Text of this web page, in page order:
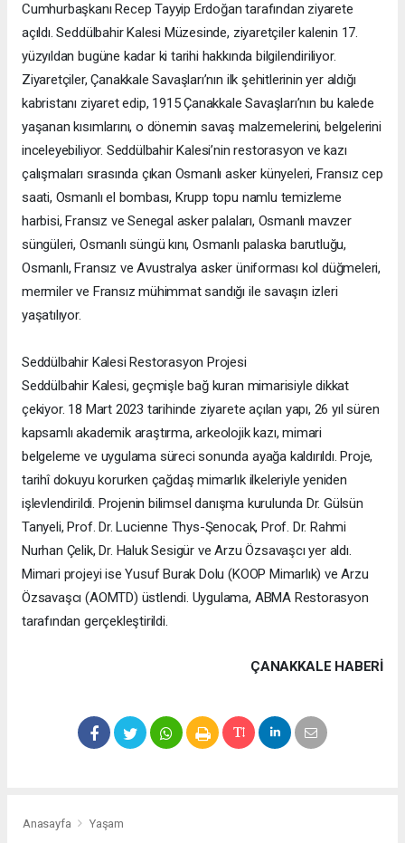
Cumhurbaşkanı Recep Tayyip Erdoğan tarafından ziyarete
açıldı. Seddülbahir Kalesi Müzesinde, ziyaretçiler kalenin 17.
yüzyıldan bugüne kadar ki tarihi hakkında bilgilendiriliyor.
Ziyaretçiler, Çanakkale Savaşları’nın ilk şehitlerinin yer aldığı
kabristanı ziyaret edip, 1915 Çanakkale Savaşları’nın bu kalede
yaşanan kısımlarını, o dönemin savaş malzemelerini, belgelerini
inceleyebiliyor. Seddülbahir Kalesi’nin restorasyon ve kazı
çalışmaları sırasında çıkan Osmanlı asker künyeleri, Fransız cep
saati, Osmanlı el bombası, Krupp topu namlu temizleme
harbisi, Fransız ve Senegal asker palaları, Osmanlı mavzer
süngüleri, Osmanlı süngü kını, Osmanlı palaska barutluğu,
Osmanlı, Fransız ve Avustralya asker üniforması kol düğmeleri,
mermiler ve Fransız mühimmat sandığı ile savaşın izleri
yaşatılıyor.
Seddülbahir Kalesi Restorasyon Projesi
Seddülbahir Kalesi, geçmişle bağ kuran mimarisiyle dikkat
çekiyor. 18 Mart 2023 tarihinde ziyarete açılan yapı, 26 yıl süren
kapsamlı akademik araştırma, arkeolojik kazı, mimari
belgeleme ve uygulama süreci sonunda ayağa kaldırıldı. Proje,
tarihî dokuyu korurken çağdaş mimarlık ilkeleriyle yeniden
işlevlendirildi. Projenin bilimsel danışma kurulunda Dr. Gülsün
Tanyeli, Prof. Dr. Lucienne Thys-Şenocak, Prof. Dr. Rahmi
Nurhan Çelik, Dr. Haluk Sesigür ve Arzu Özsavaşcı yer aldı.
Mimari projeyi ise Yusuf Burak Dolu (KOOP Mimarlık) ve Arzu
Özsavaşcı (AOMTD) üstlendi. Uygulama, ABMA Restorasyon
tarafından gerçekleştirildi.
ÇANAKKALE HABERİ
Anasayfa Yaşam